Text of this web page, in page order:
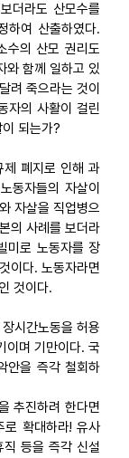
더라도 산모수를
하여 산출하였다.
수의 산모 권리도
와 함께 일하고 있
려 죽으라는 것이
자의 사활이 걸린
되는가?
제 폐지로 인해 과
동자들의 자살이
자살을 직업병으
의 사례를 보더라
미로 노동자를 장
이다. 노동자라면
것이다.
시간노동을 허용
이며 기만이다. 국
안을 즉각 철회하
추진하려 한다면
확대하라! 유사
등을 즉각 신설